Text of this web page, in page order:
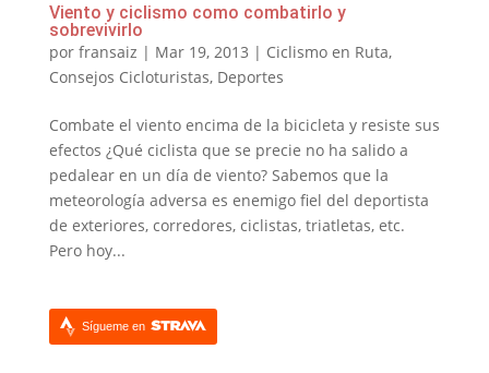
Viento y ciclismo como combatirlo y
sobrevivirlo
por fransaiz | Mar 19, 2013 | Ciclismo en Ruta,
Consejos Cicloturistas, Deportes
Combate el viento encima de la bicicleta y resiste sus
efectos ¿Qué ciclista que se precie no ha salido a
pedalear en un día de viento? Sabemos que la
meteorología adversa es enemigo fiel del deportista
de exteriores, corredores, ciclistas, triatletas, etc.
Pero hoy...
Sígueme en